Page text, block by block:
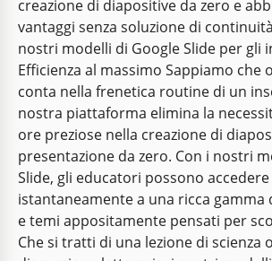
Formazione estetica
Fondi estetica ed ingegneria senza
continuità nei tuoi sforzi educativi con
modello di presentazione.
Google Slides
creazione di diapositive da zero e
vantaggi senza soluzione di
nostri modelli di Google Slide per gli
Efficienza al massimo Sappiamo che
conta nella frenetica routine di un
nostra piattaforma elimina la
ore preziose nella creazione di
presentazione da zero. Con i nostri
Slide, gli educatori possono accedere
istantaneamente a una ricca gamma
e temi appositamente pensati per
Che si tratti di una lezione di scienza